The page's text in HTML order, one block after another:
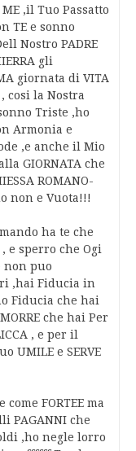
,il Tuo Passatto
TE e sonno
Nostro PADRE
gli
giornata di VITA
cosi la Nostra
Triste ,ho
Armonia e
,e anche il Mio
GIORNATA che
ROMANO-
non e Vuota!!!
ha te che
e sperro che Ogi
non puo
,hai Fiducia in
Fiducia che hai
che hai Per
, e per il
UMILE e SERVE
FORTEE ma
PAGANNI che
,ho negle lorro